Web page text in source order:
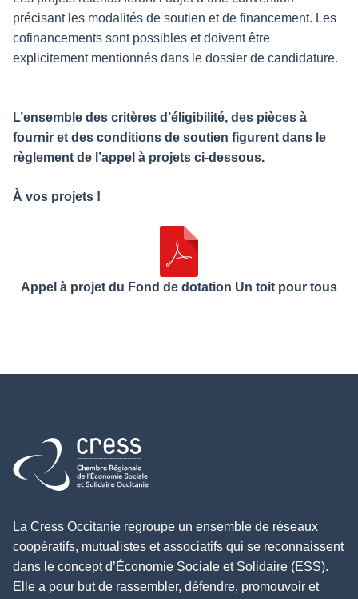
précisant les modalités de soutien et de financement. Les
cofinancements sont possibles et doivent être
explicitement mentionnés dans le dossier de candidature.
L’ensemble des critères d’éligibilité, des pièces à
fournir et des conditions de soutien figurent dans le
règlement de l’appel à projets ci-dessous.
À vos projets !
Appel à projet du Fond de dotation Un toit pour tous
Retour à l'accueil
La Cress Occitanie regroupe un ensemble de réseaux
coopératifs, mutualistes et associatifs qui se reconnaissent
dans le concept d’Économie Sociale et Solidaire (ESS).
Elle a pour but de rassembler, défendre, promouvoir et